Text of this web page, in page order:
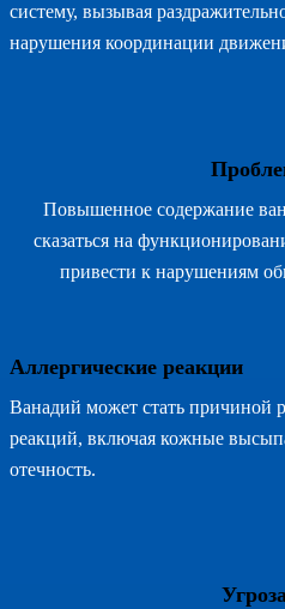
систему, вызывая
нарушения координации
Повышенное содержание
сказаться на
привести к нарушениям
Аллергические реакции
Ванадий может стать причиной
реакций, включая кожные
отечность.